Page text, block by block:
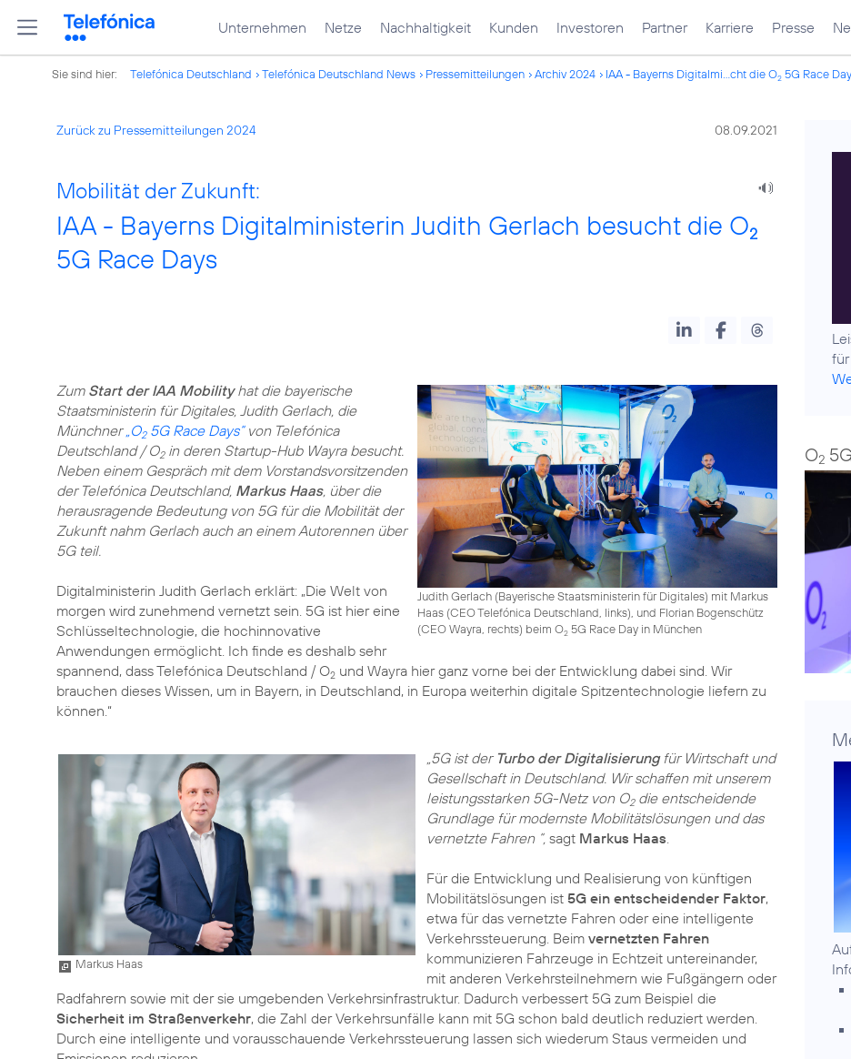
Unternehmen Netze Nachhaltigkeit Kunden Investoren Partner Karriere Presse
Sie sind hier: Telefónica Deutschland Telefónica Deutschland News Pressemitteilungen Archiv 2024 IAA - Bayerns Digitalmi...cht die O2 5G Race
Zurück zu Pressemitteilungen 2024 08.09.2021
Mobilität der Zukunft:
IAA - Bayerns Digitalministerin Judith Gerlach besucht die O2
5G Race Days
Judith Gerlach (Bayerische Staatsministerin für Digitales) mit Markus
Haas (CEO Telefónica Deutschland, links), und Florian Bogenschütz
(CEO Wayra, rechts) beim O25G Race Day in München
Zum Start der IAA Mobilityhat die bayerische
Staatsministerin für Digitales, Judith Gerlach, die
Münchner„O25G Race Days“von Telefónica
Deutschland / O2in deren Startup-Hub Wayra besucht.
Neben einem Gespräch mit dem Vorstandsvorsitzenden
der Telefónica Deutschland, Markus Haas, über die
herausragende Bedeutung von 5G für die Mobilität der
Zukunft nahm Gerlach auch an einem Autorennen über
5G teil.
Digitalministerin Judith Gerlach erklärt: „Die Welt von
morgen wird zunehmend vernetzt sein. 5G ist hier eine
Schlüsseltechnologie, die hochinnovative
Anwendungen ermöglicht. Ich finde es deshalb sehr
spannend, dass Telefónica Deutschland / O2 und Wayra hier ganz vorne bei der Entwicklung dabei sind. Wir
brauchen dieses Wissen, um in Bayern, in Deutschland, in Europa weiterhin digitale Spitzentechnologie liefern zu
können.“
Markus Haas
„5G ist der Turbo der Digitalisierungfür Wirtschaft und
Gesellschaft in Deutschland. Wir schaffen mit unserem
leistungsstarken 5G-Netz von O2die entscheidende
Grundlage für modernste Mobilitätslösungen und das
vernetzte Fahren “,sagt Markus Haas.
Für die Entwicklung und Realisierung von künftigen
Mobilitätslösungen ist 5G ein entscheidender Faktor,
etwa für das vernetzte Fahren oder eine intelligente
Verkehrssteuerung. Beim vernetzten Fahren
kommunizieren Fahrzeuge in Echtzeit untereinander,
mit anderen Verkehrsteilnehmern wie Fußgängern oder
Radfahrern sowie mit der sie umgebenden Verkehrsinfrastruktur. Dadurch verbessert 5G zum Beispiel die
Sicherheit im Straßenverkehr, die Zahl der Verkehrsunfälle kann mit 5G schon bald deutlich reduziert werden.
Durch eine intelligente und vorausschauende Verkehrssteuerung lassen sich wiederum Staus vermeiden und
O2